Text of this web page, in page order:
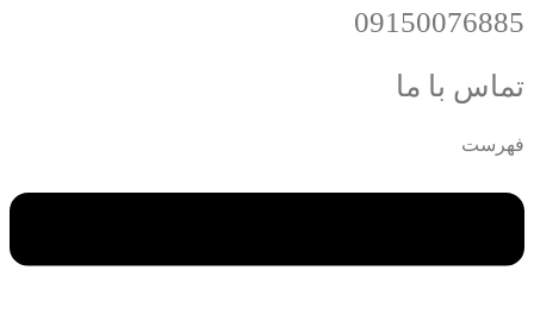
09150076885
تماس با ما
فهرست